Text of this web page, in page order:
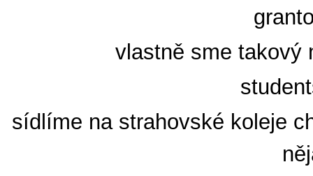
vlastně sme takový
sídlíme na strahovské koleje